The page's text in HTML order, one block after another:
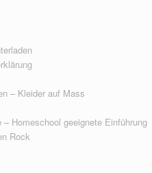
– Kleider auf Mass
– Homeschool geeignete Einführung
Rock